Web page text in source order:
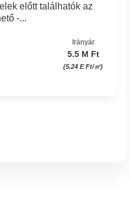
előtt találhatók az
-...
Irányár
5.5 M Ft
(5.24 E Ft/㎡)